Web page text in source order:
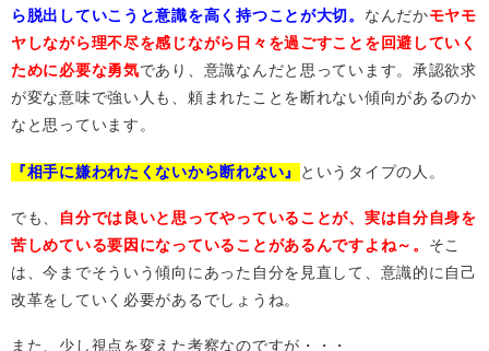
ら脱出していこうと意識を高く持つことが大切。 なんだかモヤモ
ヤしながら理不尽を感じながら日々を過ごすことを回避していく
ために必要な勇気であり、意識なんだと思っています。承認欲求
が変な意味で強い人も、頼まれたことを断れない傾向があるのか
なと思っています。
『相手に嫌われたくないから断れない』 というタイプの人。
でも、
自分では良いと思ってやっていることが、実は自分自身を
苦しめている要因になっていることがあるんですよね～。 そこ
は、今までそういう傾向にあった自分を見直して、意識的に自己
改革をしていく必要があるでしょうね。
また、少し視点を変えた考察なのですが・・・